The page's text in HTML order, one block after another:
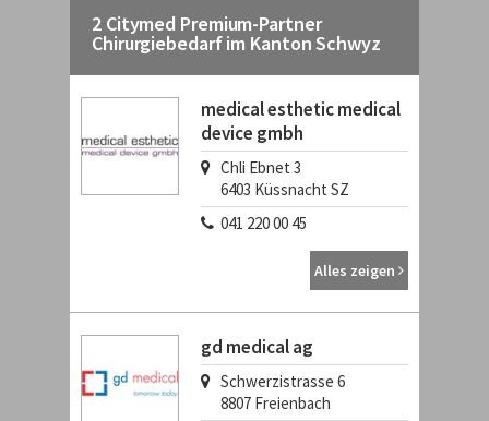
2 Citymed Premium-Partner
Chirurgiebedarf im Kanton Schwyz
medical esthetic medical
device gmbh
Chli Ebnet 3
6403 Küssnacht SZ
041 220 00 45
Alles zeigen
gd medical ag
Schwerzistrasse 6
8807 Freienbach